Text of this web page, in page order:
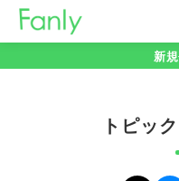
新
トピッ